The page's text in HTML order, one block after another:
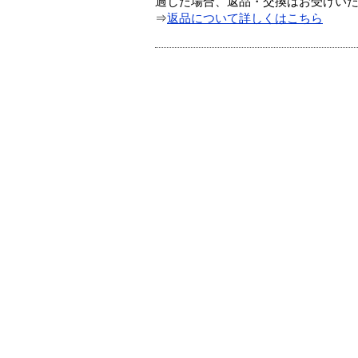
⇒返品について詳しくはこちら